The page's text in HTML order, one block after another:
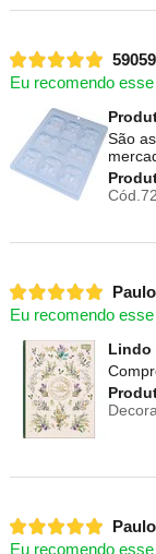
Eu recomendo
São
Eu recomendo
Lindo
Eu recomendo